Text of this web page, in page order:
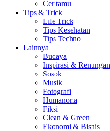
Ceritamu
Tips & Trick
Life Trick
Tips Kesehatan
Tips Techno
Lainnya
Budaya
Inspirasi & Renungan
Sosok
Musik
Fotografi
Humanoria
Fiksi
Clean & Green
Ekonomi & Bisnis